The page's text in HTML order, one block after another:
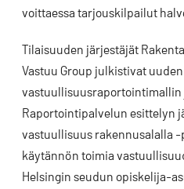
voittaessa tarjouskilpailut
Tilaisuuden järjestäjät
Vastuu Group julkistivat uuden
vastuullisuusraportointimallin
Raportointipalvelun esittelyn
vastuullisuus rakennusalalla
käytännön toimia
Helsingin seudun opiskelija-